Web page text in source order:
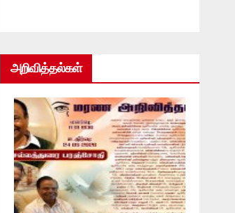
அறிவித்தல்கள்